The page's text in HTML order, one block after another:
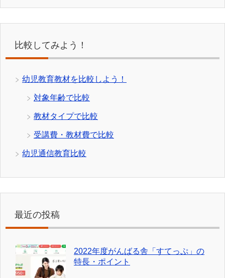
比較してみよう！
幼児教育教材を比較しよう！
対象年齢で比較
教材タイプで比較
受講費・教材費で比較
幼児通信教育比較
最近の投稿
2022年度がんばる舎「すてっぷ」の
特長・ポイント